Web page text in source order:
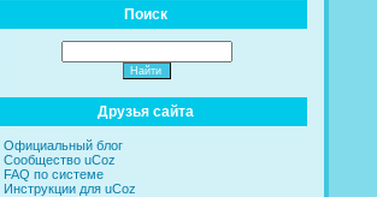
Поиск
Друзья сайта
Официальный блог
Сообщество uCoz
FAQ по системе
Инструкции для uCoz